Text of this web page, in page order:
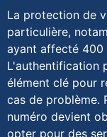
La protection de
particulière,
ayant affecté 400
L'authentification
élément clé pour
cas de problème.
numéro devient
opter pour des